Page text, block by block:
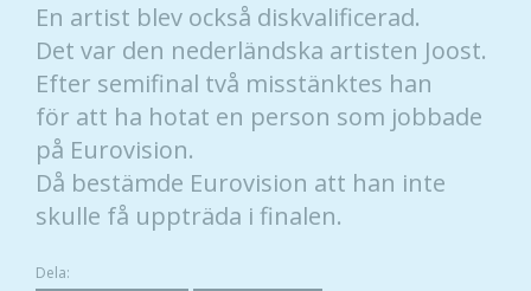
En artist blev också diskvalificerad.
Det var den nederländska artisten Joost.
Efter semifinal två misstänktes han
för att ha hotat en person som jobbade
på Eurovision.
Då bestämde Eurovision att han inte
skulle få uppträda i finalen.
Dela: